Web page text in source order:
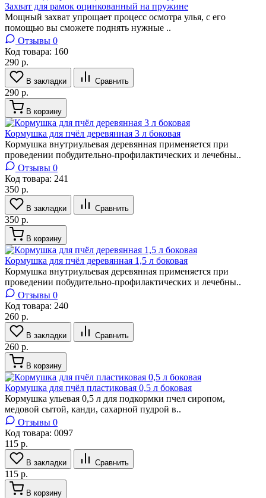
Захват для рамок оцинкованный на пружине
Мощный захват упрощает процесс осмотра улья, с его
помощью вы сможете поднять нужные ..
Отзывы 0
Код товара: 160
290 р.
В закладки Сравнить
290 р.
В корзину
Кормушка для пчёл деревянная 3 л боковая
Кормушка внутриульевая деревянная применяется при
проведении побудительно-профилактических и лечебны..
Отзывы 0
Код товара: 241
350 р.
В закладки Сравнить
350 р.
В корзину
Кормушка для пчёл деревянная 1,5 л боковая
Кормушка внутриульевая деревянная применяется при
проведении побудительно-профилактических и лечебны..
Отзывы 0
Код товара: 240
260 р.
В закладки Сравнить
260 р.
В корзину
Кормушка для пчёл пластиковая 0,5 л боковая
Кормушка ульевая 0,5 л для подкормки пчел сиропом,
медовой сытой, канди, сахарной пудрой в..
Отзывы 0
Код товара: 0097
115 р.
В закладки Сравнить
115 р.
В корзину